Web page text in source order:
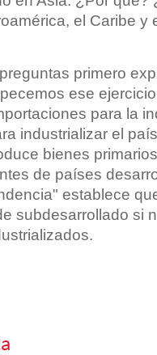
el Caribe y
primero
ese
para la
industrializar el
bienes
de países
establece
subdesarrollado si